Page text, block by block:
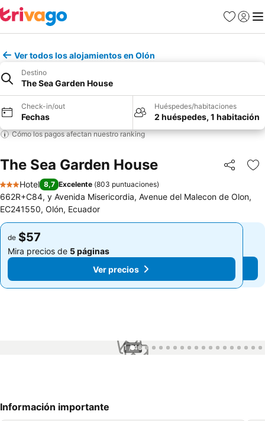
Favoritos
Iniciar
Ver todos los alojamientos en Olón
Destino
The Sea Garden House
Check-in/out
Fechas
Huéspedes/habitaciones
2 huéspedes, 1 habitación
Cómo los pagos afectan nuestro ranking
The Sea Garden House Compartir
3 Estrellas
Hotel 8,7 Excelente (803 puntuaciones)
662R+C84, y Avenida Misericordia, Avenue del Malecon de Olon,
EC241550, Olón, Ecuador
de $57
Mira precios de 5 páginas
Ver precios
de $57
Mira precios de 5 páginas
Ver precios
1 / 46
Información importante